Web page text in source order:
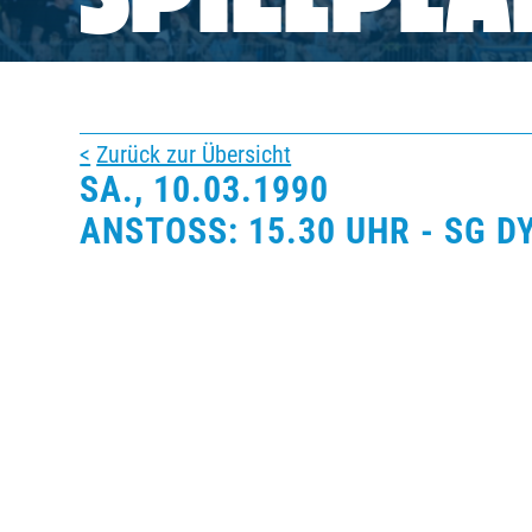
BUSINESS
SÜDKURVE
TICKETING
Zurück zur Übersicht
SA., 10.03.1990
ANSTOSS: 15.30 UHR - SG